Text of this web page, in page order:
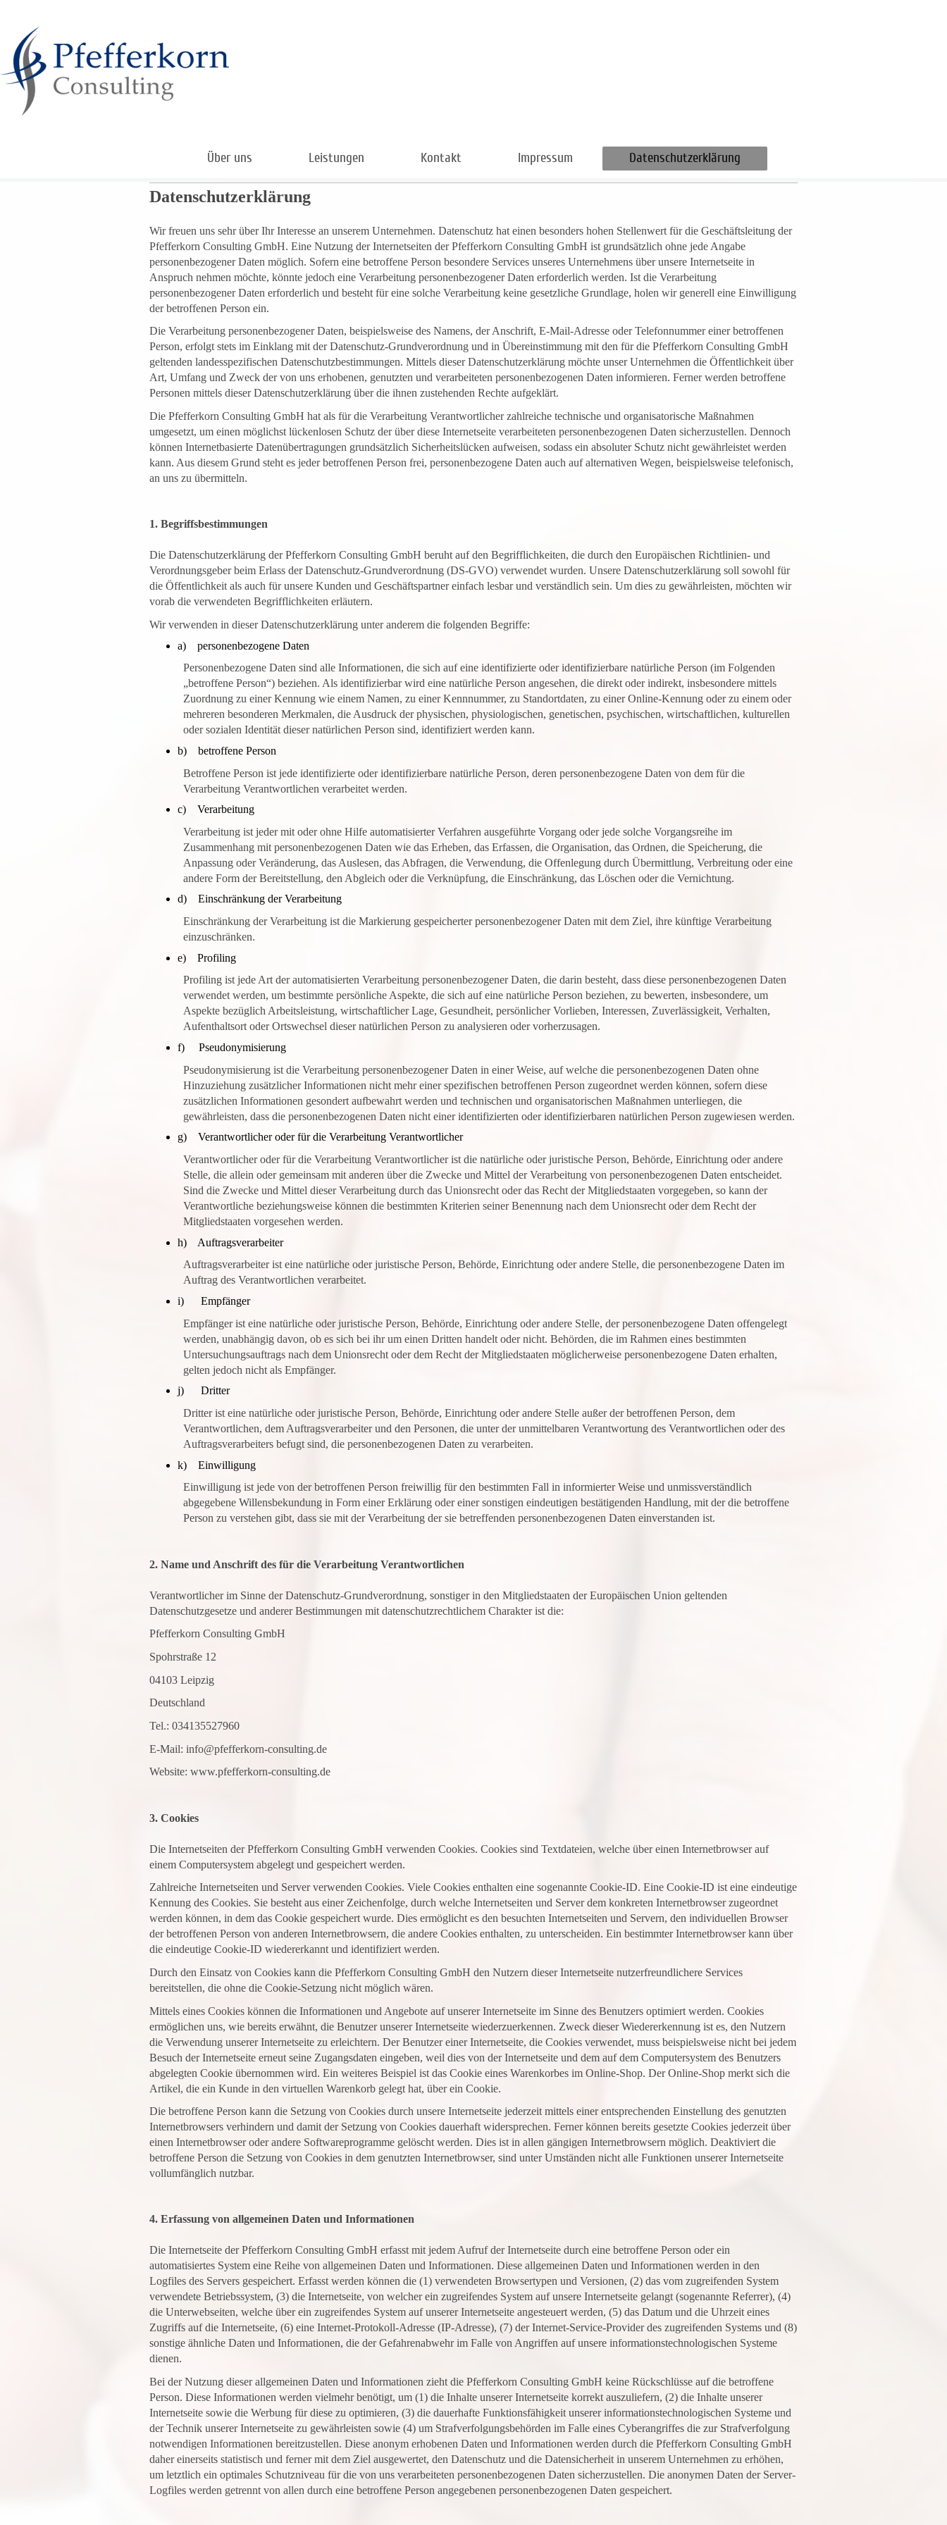
Über uns Leistungen Kontakt Impressum Datenschutzerklärung
Datenschutzerklärung
Wir freuen uns sehr über Ihr Interesse an unserem Unternehmen. Datenschutz hat einen besonders hohen Stellenwert für die Geschäftsleitung der
Pfefferkorn Consulting GmbH. Eine Nutzung der Internetseiten der Pfefferkorn Consulting GmbH ist grundsätzlich ohne jede Angabe
personenbezogener Daten möglich. Sofern eine betroffene Person besondere Services unseres Unternehmens über unsere Internetseite in
Anspruch nehmen möchte, könnte jedoch eine Verarbeitung personenbezogener Daten erforderlich werden. Ist die Verarbeitung
personenbezogener Daten erforderlich und besteht für eine solche Verarbeitung keine gesetzliche Grundlage, holen wir generell eine Einwilligung
der betroffenen Person ein.
Die Verarbeitung personenbezogener Daten, beispielsweise des Namens, der Anschrift, E-Mail-Adresse oder Telefonnummer einer betroffenen
Person, erfolgt stets im Einklang mit der Datenschutz-Grundverordnung und in Übereinstimmung mit den für die Pfefferkorn Consulting GmbH
geltenden landesspezifischen Datenschutzbestimmungen. Mittels dieser Datenschutzerklärung möchte unser Unternehmen die Öffentlichkeit über
Art, Umfang und Zweck der von uns erhobenen, genutzten und verarbeiteten personenbezogenen Daten informieren. Ferner werden betroffene
Personen mittels dieser Datenschutzerklärung über die ihnen zustehenden Rechte aufgeklärt.
Die Pfefferkorn Consulting GmbH hat als für die Verarbeitung Verantwortlicher zahlreiche technische und organisatorische Maßnahmen
umgesetzt, um einen möglichst lückenlosen Schutz der über diese Internetseite verarbeiteten personenbezogenen Daten sicherzustellen. Dennoch
können Internetbasierte Datenübertragungen grundsätzlich Sicherheitslücken aufweisen, sodass ein absoluter Schutz nicht gewährleistet werden
kann. Aus diesem Grund steht es jeder betroffenen Person frei, personenbezogene Daten auch auf alternativen Wegen, beispielsweise telefonisch,
an uns zu übermitteln.
1. Begriffsbestimmungen
Die Datenschutzerklärung der Pfefferkorn Consulting GmbH beruht auf den Begrifflichkeiten, die durch den Europäischen Richtlinien- und
Verordnungsgeber beim Erlass der Datenschutz-Grundverordnung (DS-GVO) verwendet wurden. Unsere Datenschutzerklärung soll sowohl für
die Öffentlichkeit als auch für unsere Kunden und Geschäftspartner einfach lesbar und verständlich sein. Um dies zu gewährleisten, möchten wir
vorab die verwendeten Begrifflichkeiten erläutern.
Wir verwenden in dieser Datenschutzerklärung unter anderem die folgenden Begriffe:
a) personenbezogene Daten
Personenbezogene Daten sind alle Informationen, die sich auf eine identifizierte oder identifizierbare natürliche Person (im Folgenden
„betroffene Person“) beziehen. Als identifizierbar wird eine natürliche Person angesehen, die direkt oder indirekt, insbesondere mittels
Zuordnung zu einer Kennung wie einem Namen, zu einer Kennnummer, zu Standortdaten, zu einer Online-Kennung oder zu einem oder
mehreren besonderen Merkmalen, die Ausdruck der physischen, physiologischen, genetischen, psychischen, wirtschaftlichen, kulturellen
oder sozialen Identität dieser natürlichen Person sind, identifiziert werden kann.
b) betroffene Person
Betroffene Person ist jede identifizierte oder identifizierbare natürliche Person, deren personenbezogene Daten von dem für die
Verarbeitung Verantwortlichen verarbeitet werden.
c) Verarbeitung
Verarbeitung ist jeder mit oder ohne Hilfe automatisierter Verfahren ausgeführte Vorgang oder jede solche Vorgangsreihe im
Zusammenhang mit personenbezogenen Daten wie das Erheben, das Erfassen, die Organisation, das Ordnen, die Speicherung, die
Anpassung oder Veränderung, das Auslesen, das Abfragen, die Verwendung, die Offenlegung durch Übermittlung, Verbreitung oder eine
andere Form der Bereitstellung, den Abgleich oder die Verknüpfung, die Einschränkung, das Löschen oder die Vernichtung.
d) Einschränkung der Verarbeitung
Einschränkung der Verarbeitung ist die Markierung gespeicherter personenbezogener Daten mit dem Ziel, ihre künftige Verarbeitung
einzuschränken.
e) Profiling
Profiling ist jede Art der automatisierten Verarbeitung personenbezogener Daten, die darin besteht, dass diese personenbezogenen Daten
verwendet werden, um bestimmte persönliche Aspekte, die sich auf eine natürliche Person beziehen, zu bewerten, insbesondere, um
Aspekte bezüglich Arbeitsleistung, wirtschaftlicher Lage, Gesundheit, persönlicher Vorlieben, Interessen, Zuverlässigkeit, Verhalten,
Aufenthaltsort oder Ortswechsel dieser natürlichen Person zu analysieren oder vorherzusagen.
f) Pseudonymisierung
Pseudonymisierung ist die Verarbeitung personenbezogener Daten in einer Weise, auf welche die personenbezogenen Daten ohne
Hinzuziehung zusätzlicher Informationen nicht mehr einer spezifischen betroffenen Person zugeordnet werden können, sofern diese
zusätzlichen Informationen gesondert aufbewahrt werden und technischen und organisatorischen Maßnahmen unterliegen, die
gewährleisten, dass die personenbezogenen Daten nicht einer identifizierten oder identifizierbaren natürlichen Person zugewiesen werden.
g) Verantwortlicher oder für die Verarbeitung Verantwortlicher
Verantwortlicher oder für die Verarbeitung Verantwortlicher ist die natürliche oder juristische Person, Behörde, Einrichtung oder andere
Stelle, die allein oder gemeinsam mit anderen über die Zwecke und Mittel der Verarbeitung von personenbezogenen Daten entscheidet.
Sind die Zwecke und Mittel dieser Verarbeitung durch das Unionsrecht oder das Recht der Mitgliedstaaten vorgegeben, so kann der
Verantwortliche beziehungsweise können die bestimmten Kriterien seiner Benennung nach dem Unionsrecht oder dem Recht der
Mitgliedstaaten vorgesehen werden.
h) Auftragsverarbeiter
Auftragsverarbeiter ist eine natürliche oder juristische Person, Behörde, Einrichtung oder andere Stelle, die personenbezogene Daten im
Auftrag des Verantwortlichen verarbeitet.
i) Empfänger
Empfänger ist eine natürliche oder juristische Person, Behörde, Einrichtung oder andere Stelle, der personenbezogene Daten offengelegt
werden, unabhängig davon, ob es sich bei ihr um einen Dritten handelt oder nicht. Behörden, die im Rahmen eines bestimmten
Untersuchungsauftrags nach dem Unionsrecht oder dem Recht der Mitgliedstaaten möglicherweise personenbezogene Daten erhalten,
gelten jedoch nicht als Empfänger.
j) Dritter
Dritter ist eine natürliche oder juristische Person, Behörde, Einrichtung oder andere Stelle außer der betroffenen Person, dem
Verantwortlichen, dem Auftragsverarbeiter und den Personen, die unter der unmittelbaren Verantwortung des Verantwortlichen oder des
Auftragsverarbeiters befugt sind, die personenbezogenen Daten zu verarbeiten.
k) Einwilligung
Einwilligung ist jede von der betroffenen Person freiwillig für den bestimmten Fall in informierter Weise und unmissverständlich
abgegebene Willensbekundung in Form einer Erklärung oder einer sonstigen eindeutigen bestätigenden Handlung, mit der die betroffene
Person zu verstehen gibt, dass sie mit der Verarbeitung der sie betreffenden personenbezogenen Daten einverstanden ist.
2. Name und Anschrift des für die Verarbeitung Verantwortlichen
Verantwortlicher im Sinne der Datenschutz-Grundverordnung, sonstiger in den Mitgliedstaaten der Europäischen Union geltenden
Datenschutzgesetze und anderer Bestimmungen mit datenschutzrechtlichem Charakter ist die:
Pfefferkorn Consulting GmbH
Spohrstraße 12
04103 Leipzig
Deutschland
Tel.: 034135527960
E-Mail: info@pfefferkorn-consulting.de
Website: www.pfefferkorn-consulting.de
3. Cookies
Die Internetseiten der Pfefferkorn Consulting GmbH verwenden Cookies. Cookies sind Textdateien, welche über einen Internetbrowser auf
einem Computersystem abgelegt und gespeichert werden.
Zahlreiche Internetseiten und Server verwenden Cookies. Viele Cookies enthalten eine sogenannte Cookie-ID. Eine Cookie-ID ist eine eindeutige
Kennung des Cookies. Sie besteht aus einer Zeichenfolge, durch welche Internetseiten und Server dem konkreten Internetbrowser zugeordnet
werden können, in dem das Cookie gespeichert wurde. Dies ermöglicht es den besuchten Internetseiten und Servern, den individuellen Browser
der betroffenen Person von anderen Internetbrowsern, die andere Cookies enthalten, zu unterscheiden. Ein bestimmter Internetbrowser kann über
die eindeutige Cookie-ID wiedererkannt und identifiziert werden.
Durch den Einsatz von Cookies kann die Pfefferkorn Consulting GmbH den Nutzern dieser Internetseite nutzerfreundlichere Services
bereitstellen, die ohne die Cookie-Setzung nicht möglich wären.
Mittels eines Cookies können die Informationen und Angebote auf unserer Internetseite im Sinne des Benutzers optimiert werden. Cookies
ermöglichen uns, wie bereits erwähnt, die Benutzer unserer Internetseite wiederzuerkennen. Zweck dieser Wiedererkennung ist es, den Nutzern
die Verwendung unserer Internetseite zu erleichtern. Der Benutzer einer Internetseite, die Cookies verwendet, muss beispielsweise nicht bei jedem
Besuch der Internetseite erneut seine Zugangsdaten eingeben, weil dies von der Internetseite und dem auf dem Computersystem des Benutzers
abgelegten Cookie übernommen wird. Ein weiteres Beispiel ist das Cookie eines Warenkorbes im Online-Shop. Der Online-Shop merkt sich die
Artikel, die ein Kunde in den virtuellen Warenkorb gelegt hat, über ein Cookie.
Die betroffene Person kann die Setzung von Cookies durch unsere Internetseite jederzeit mittels einer entsprechenden Einstellung des genutzten
Internetbrowsers verhindern und damit der Setzung von Cookies dauerhaft widersprechen. Ferner können bereits gesetzte Cookies jederzeit über
einen Internetbrowser oder andere Softwareprogramme gelöscht werden. Dies ist in allen gängigen Internetbrowsern möglich. Deaktiviert die
betroffene Person die Setzung von Cookies in dem genutzten Internetbrowser, sind unter Umständen nicht alle Funktionen unserer Internetseite
vollumfänglich nutzbar.
4. Erfassung von allgemeinen Daten und Informationen
Die Internetseite der Pfefferkorn Consulting GmbH erfasst mit jedem Aufruf der Internetseite durch eine betroffene Person oder ein
automatisiertes System eine Reihe von allgemeinen Daten und Informationen. Diese allgemeinen Daten und Informationen werden in den
Logfiles des Servers gespeichert. Erfasst werden können die (1) verwendeten Browsertypen und Versionen, (2) das vom zugreifenden System
verwendete Betriebssystem, (3) die Internetseite, von welcher ein zugreifendes System auf unsere Internetseite gelangt (sogenannte Referrer), (4)
die Unterwebseiten, welche über ein zugreifendes System auf unserer Internetseite angesteuert werden, (5) das Datum und die Uhrzeit eines
Zugriffs auf die Internetseite, (6) eine Internet-Protokoll-Adresse (IP-Adresse), (7) der Internet-Service-Provider des zugreifenden Systems und (8)
sonstige ähnliche Daten und Informationen, die der Gefahrenabwehr im Falle von Angriffen auf unsere informationstechnologischen Systeme
dienen.
Bei der Nutzung dieser allgemeinen Daten und Informationen zieht die Pfefferkorn Consulting GmbH keine Rückschlüsse auf die betroffene
Person. Diese Informationen werden vielmehr benötigt, um (1) die Inhalte unserer Internetseite korrekt auszuliefern, (2) die Inhalte unserer
Internetseite sowie die Werbung für diese zu optimieren, (3) die dauerhafte Funktionsfähigkeit unserer informationstechnologischen Systeme und
der Technik unserer Internetseite zu gewährleisten sowie (4) um Strafverfolgungsbehörden im Falle eines Cyberangriffes die zur Strafverfolgung
notwendigen Informationen bereitzustellen. Diese anonym erhobenen Daten und Informationen werden durch die Pfefferkorn Consulting GmbH
daher einerseits statistisch und ferner mit dem Ziel ausgewertet, den Datenschutz und die Datensicherheit in unserem Unternehmen zu erhöhen,
um letztlich ein optimales Schutzniveau für die von uns verarbeiteten personenbezogenen Daten sicherzustellen. Die anonymen Daten der Server-
Logfiles werden getrennt von allen durch eine betroffene Person angegebenen personenbezogenen Daten gespeichert.